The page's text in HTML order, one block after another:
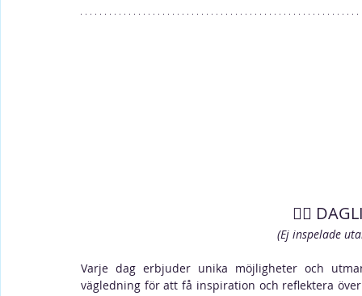
🙋‍♀️
(Ej inspelade
Varje dag erbjuder unika möjligheter och
vägledning för att få inspiration och reflektera